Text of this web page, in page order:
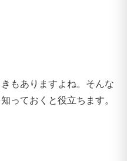
もありますよね。そんな
っておくと役立ちます。